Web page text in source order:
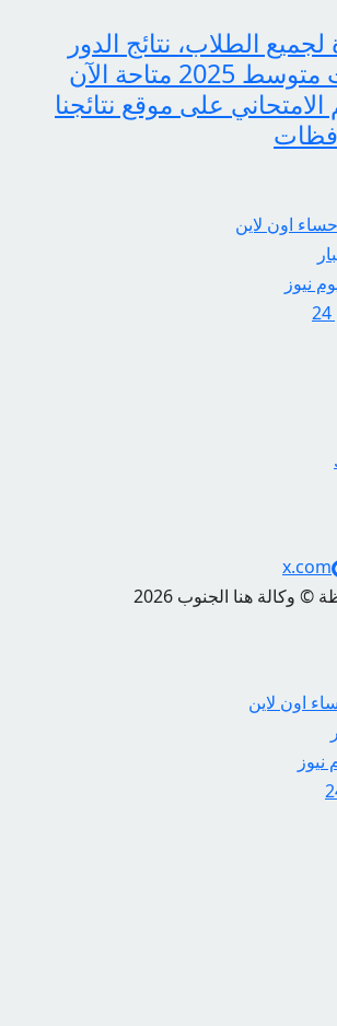
الطلاب، نتائج الدور
الثاني للثالث متوسط 2025 متاحة الآن
على موقع نتائجنا
اون لاين
نيوز
x.com
وكالة هنا الجنوب 2026
اون لاين
نيوز